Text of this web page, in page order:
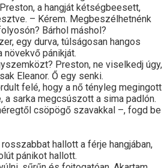
a hangját kétségbeesett,
– Kérem. Megbeszélhetnénk
Bárhol máshol?
egy durva, túlságosan hangos
növekvő pánikját.
Preston, ne viselkedj úgy,
Eleanor. Ő egy senki.
felé, hogy a nő tényleg megingott
sarka megcsúszott a sima padlón.
csöpögő szavakkal –, fogd be
hallott a férje hangjában,
pánikot hallott.